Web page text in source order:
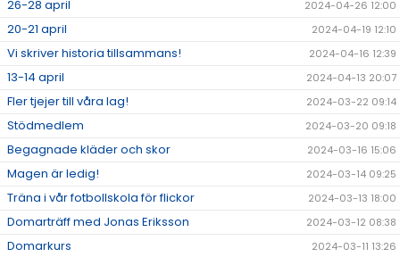
26-28 april 2024-04-26 12:00
20-21 april 2024-04-19 12:10
Vi skriver historia tillsammans! 2024-04-16 12:39
13-14 april 2024-04-13 20:07
Fler tjejer till våra lag! 2024-03-22 09:14
Stödmedlem 2024-03-20 09:18
Begagnade kläder och skor 2024-03-16 15:06
Magen är ledig! 2024-03-14 09:25
Träna i vår fotbollskola för flickor 2024-03-13 18:00
Domarträff med Jonas Eriksson 2024-03-12 08:38
Domarkurs 2024-03-11 13:26